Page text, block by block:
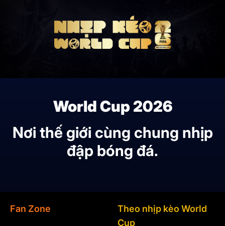
World Cup 2026
Nơi thế giới cùng chung nhịp
đập bóng đá.
Fan Zone
Theo nhịp kèo World
Cup